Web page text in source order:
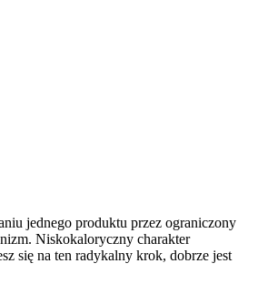
jednego produktu przez ograniczony
Niskokaloryczny charakter
się na ten radykalny krok, dobrze jest